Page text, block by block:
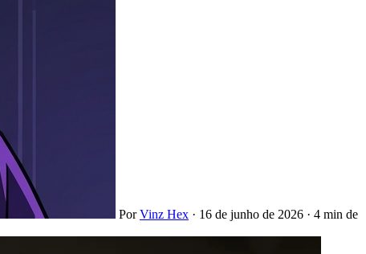
PorVinz Hex · 16 de junho de 2026 · 4 min de